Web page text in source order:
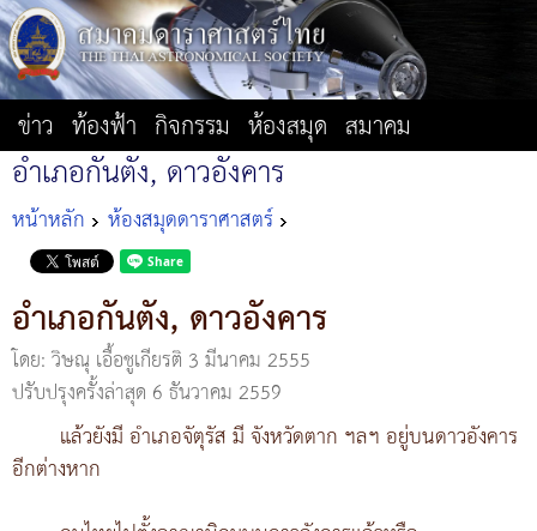
ข่าว ท้องฟ้า กิจกรรม ห้องสมุด สมาคม
อำเภอกันตัง, ดาวอังคาร
หน้าหลัก ห้องสมุดดาราศาสตร์
อำเภอกันตัง, ดาวอังคาร
โดย: วิษณุ เอื้อชูเกียรติ 3 มีนาคม 2555
ปรับปรุงครั้งล่าสุด 6 ธันวาคม 2559
แล้วยังมี อำเภอจัตุรัส มี จังหวัดตาก ฯลฯ อยู่บนดาวอังคาร
อีกต่างหาก